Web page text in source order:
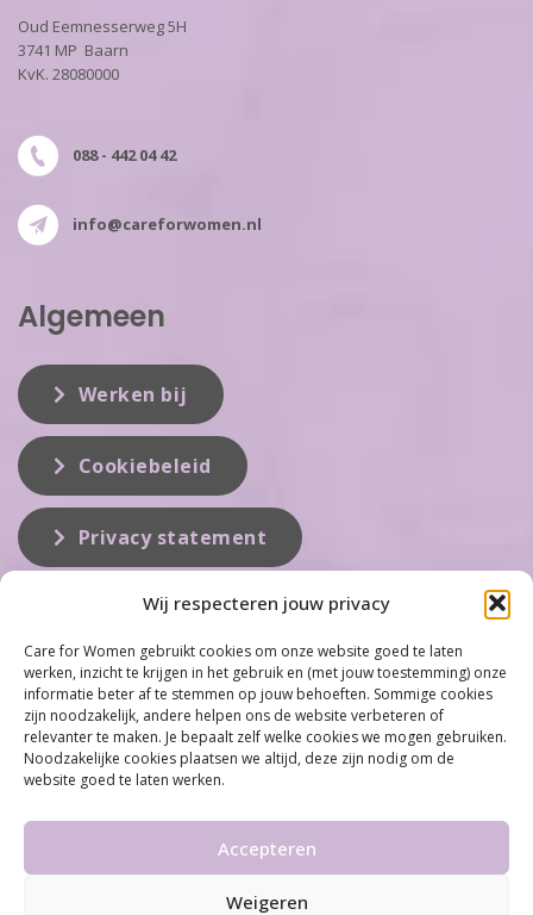
Wij respecteren jouw privacy
Care for Women gebruikt cookies om onze website goed te laten
werken, inzicht te krijgen in het gebruik en (met jouw toestemming) onze
informatie beter af te stemmen op jouw behoeften. Sommige cookies
zijn noodzakelijk, andere helpen ons de website verbeteren of
relevanter te maken. Je bepaalt zelf welke cookies we mogen gebruiken.
Noodzakelijke cookies plaatsen we altijd, deze zijn nodig om de
website goed te laten werken.
Accepteren
Weigeren
Oud Eemnesserweg 5H
3741 MP Baarn
KvK. 28080000
088 - 442 04 42
info@careforwomen.nl
Algemeen
Werken bij
Cookiebeleid
Privacy statement
Care for Women is de eerste organisatie die zich inzet op het gebied
van hormonale problemen bij vrouwen. Met ruim 100 locaties
behoort Care for Women tot één van de grootste organisaties op dit
vakgebied...